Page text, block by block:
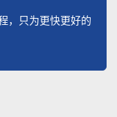
，只为更快更好的